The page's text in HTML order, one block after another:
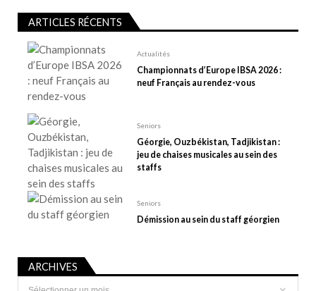
l
’
ARTICLES RÉCENTS
Actualités
Championnats d’Europe IBSA 2026 :
neuf Français au rendez-vous
Seniors
Géorgie, Ouzbékistan, Tadjikistan :
jeu de chaises musicales au sein des
staffs
Seniors
Démission au sein du staff géorgien
ARCHIVES
Archives